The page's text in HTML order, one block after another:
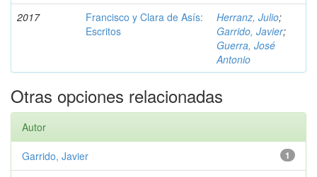
2017
Francisco y Clara de Asís:
Escritos
Herranz, Julio;
Garrido, Javier;
Guerra, José
Antonio
Otras opciones relacionadas
Autor
1
Garrido, Javier